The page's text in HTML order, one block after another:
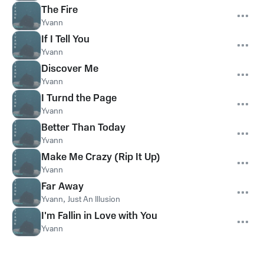
The Fire
Yvann
If I Tell You
Yvann
Discover Me
Yvann
I Turnd the Page
Yvann
Better Than Today
Yvann
Make Me Crazy (Rip It Up)
Yvann
Far Away
Yvann, Just An Illusion
I'm Fallin in Love with You
Yvann